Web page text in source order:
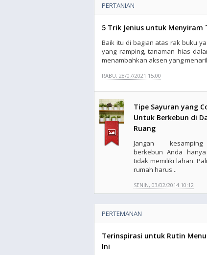
PERTANIAN
5 Trik Jenius untuk Menyiram
Baik itu di bagian atas rak buku
yang ramping, tanaman hias
menambahkan aksen yang
RABU, 28/07/2021 15:00
Tipe Sayuran yang
Untuk Berkebun di
Ruang
Jangan
berkebun Anda
tidak memiliki lahan.
rumah harus ..
SENIN, 03/02/2014 10:12
PERTEMANAN
Terinspirasi untuk Rutin
Ini